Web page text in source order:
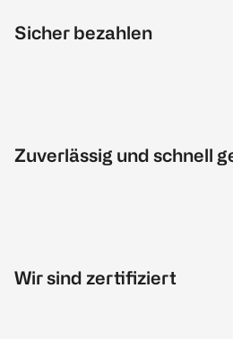
Sicher bezahlen
Zuverlässig und schnell
Wir sind zertifiziert